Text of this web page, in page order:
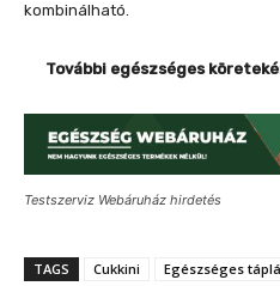
kombinálható.
További egészséges
Testszerviz Webáruház hirdetés
TAGS Cukkini Egészséges